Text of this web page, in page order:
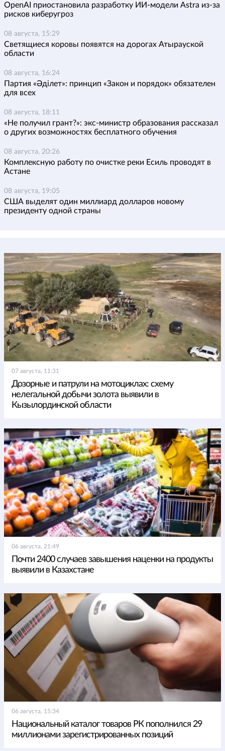
OpenAI приостановила разработку ИИ-модели Astra из-за
рисков киберугроз
08 августа, 15:29
Светящиеся коровы появятся на дорогах Атырауской
области
08 августа, 16:24
Партия «Әділет»: принцип «Закон и порядок» обязателен
для всех
08 августа, 18:11
«Не получил грант?»: экс-министр образования рассказал
о других возможностях бесплатного обучения
08 августа, 20:26
Комплексную работу по очистке реки Есиль проводят в
Астане
08 августа, 19:05
США выделят один миллиард долларов новому
президенту одной страны
07 августа, 11:31
Дозорные и патрули на мотоциклах: схему
нелегальной добычи золота выявили в
Кызылординской области
06 августа, 21:49
Почти 2400 случаев завышения наценки на продукты
выявили в Казахстане
06 августа, 15:34
Национальный каталог товаров РК пополнился 29
миллионами зарегистрированных позиций